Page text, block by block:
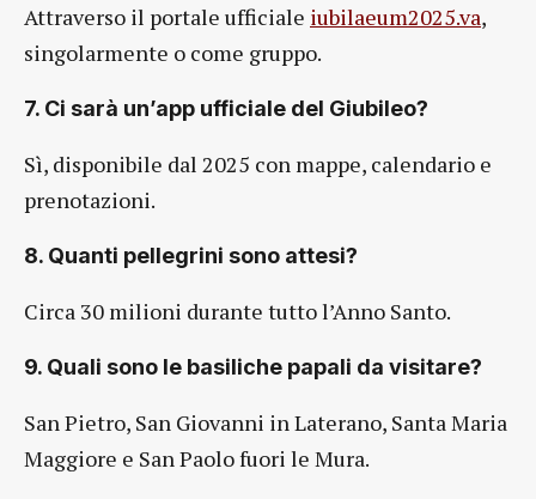
Attraverso il portale ufficiale iubilaeum2025.va,
singolarmente o come gruppo.
7. Ci sarà un’app ufficiale del Giubileo?
Sì, disponibile dal 2025 con mappe, calendario e
prenotazioni.
8. Quanti pellegrini sono attesi?
Circa 30 milioni durante tutto l’Anno Santo.
9. Quali sono le basiliche papali da visitare?
San Pietro, San Giovanni in Laterano, Santa Maria
Maggiore e San Paolo fuori le Mura.